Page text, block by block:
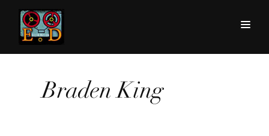
Braden King